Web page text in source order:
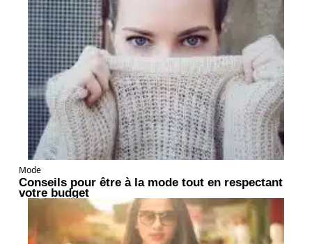
Mode
Conseils pour être à la mode tout en respectant
votre budget